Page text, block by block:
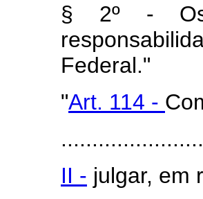
§ 2º - Os
Federal."
"Art. 114 -
II - julgar, em